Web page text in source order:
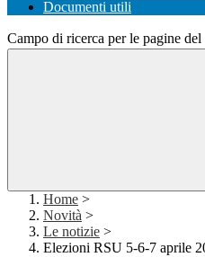
Documenti utili
Campo di ricerca per le pagine del
Home >
Novità >
Le notizie >
Elezioni RSU 5-6-7 aprile